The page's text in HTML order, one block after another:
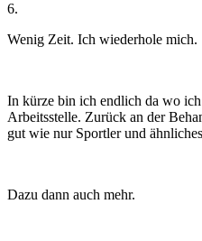
6.
Wenig Zeit. Ich wiederhole mich.
In kürze bin ich endlich da wo
Arbeitsstelle. Zurück an der
gut wie nur Sportler und
Dazu dann auch mehr.